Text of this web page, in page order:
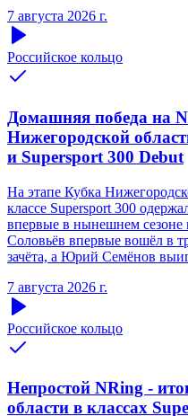
7 августа 2026 г.
Российское кольцо
Домашняя победа на
Нижегородской
и Supersport 300 Debut
На этапе Кубка
классе Supersport 300
впервые в нынешнем сезоне
Соловьёв впервые вошёл в
зачёта, а Юрий Семёнов
7 августа 2026 г.
Российское кольцо
Непростой NRing -
области в классах